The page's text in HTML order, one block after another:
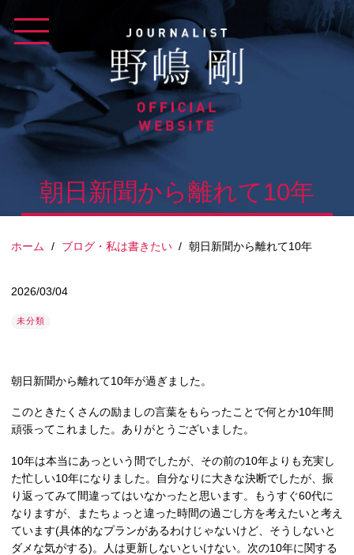
to
content
朝日新聞から離れて10年
ホーム / ブログ・私は書きたい / 朝日新聞から離れて10年
2026/03/04
未分類
朝日新聞から離れて10年が過ぎました。
このときたくさんの励ましの言葉をもらったことで何とか10年間
頑張ってこれました。ありがとうございました。
10年は本当にあっという間でしたが、その前の10年よりも充実し
た忙しい10年になりました。自分なりに大きな決断でしたが、振
り返ってみて間違ってはいなかったと思います。もうすぐ60代に
なりますが、またちょっと違った時間の過ごし方を考えたいと考え
ています(具体的なプランがあるわけじゃないけど、そうしないと
ダメな気がする)。人は更新しないといけない。次の10年に関する